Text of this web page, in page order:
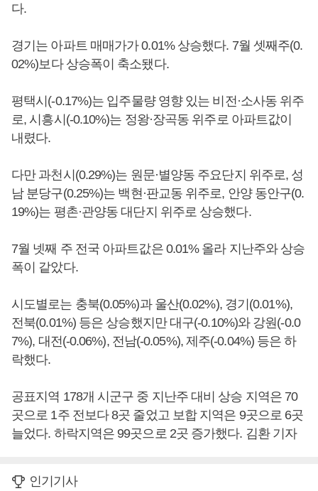
다.
경기는 아파트 매매가가 0.01% 상승했다. 7월 셋째주(0.
02%)보다 상승폭이 축소됐다.
평택시(-0.17%)는 입주물량 영향 있는 비전·소사동 위주
로, 시흥시(-0.10%)는 정왕·장곡동 위주로 아파트값이
내렸다.
다만 과천시(0.29%)는 원문·별양동 주요단지 위주로, 성
남 분당구(0.25%)는 백현·판교동 위주로, 안양 동안구(0.
19%)는 평촌·관양동 대단지 위주로 상승했다.
7월 넷째 주 전국 아파트값은 0.01% 올라 지난주와 상승
폭이 같았다.
시도별로는 충북(0.05%)과 울산(0.02%), 경기(0.01%),
전북(0.01%) 등은 상승했지만 대구(-0.10%)와 강원(-0.0
7%), 대전(-0.06%), 전남(-0.05%), 제주(-0.04%) 등은 하
락했다.
공표지역 178개 시군구 중 지난주 대비 상승 지역은 70
곳으로 1주 전보다 8곳 줄었고 보합 지역은 9곳으로 6곳
늘었다. 하락지역은 99곳으로 2곳 증가했다. 김환 기자
인기기사